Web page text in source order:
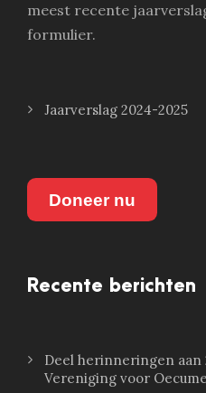
meest recente
formulier.
Jaarverslag 2024-2025
Doneer nu
Recente berichten
Deel herinneringen aan
Vereniging voor